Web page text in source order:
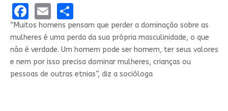
Facebook
EmailShare
“Muitos homens pensam que perder a dominação sobre as
mulheres é uma perda da sua própria masculinidade, o que
não é verdade. Um homem pode ser homem, ter seus valores
e nem por isso precisa dominar mulheres, crianças ou
pessoas de outras etnias”, diz a socióloga